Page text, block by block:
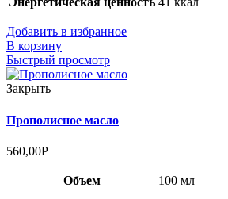
Добавить в избранное
В корзину
Быстрый просмотр
Закрыть
Прополисное масло
560,00Р
Объем 100 мл